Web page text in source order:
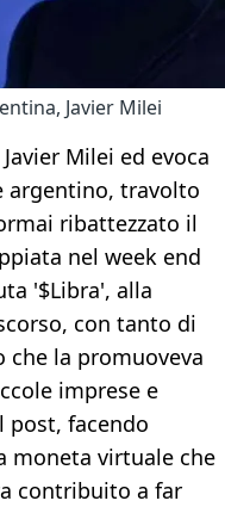
Javier Milei
Milei ed evoca
argentino, travolto
ribattezzato il
nel week end
'$Libra', alla
con tanto di
che la promuoveva
imprese e
post, facendo
moneta virtuale che
contribuito a far